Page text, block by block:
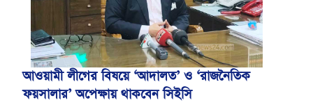
আওয়ামী লীগের বিষয়ে ‘আদালত’ ও ‘রাজনৈতিক
ফয়সালার’ অপেক্ষায় থাকবেন সিইসি